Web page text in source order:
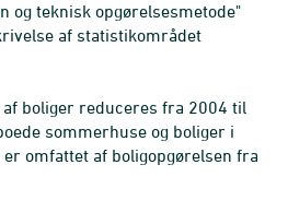
og teknisk opgørelsesmetode"
af statistikområdet
boliger reduceres fra 2004 til
sommerhuse og boliger i
omfattet af boligopgørelsen fra